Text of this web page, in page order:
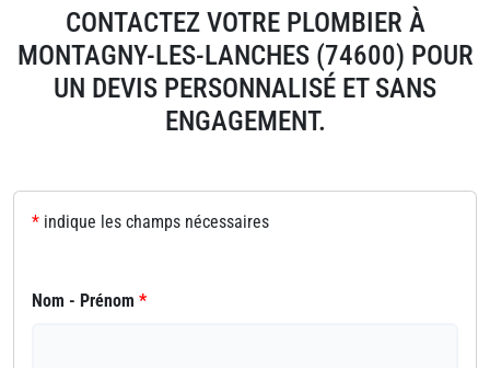
CONTACTEZ VOTRE PLOMBIER À
MONTAGNY-LES-LANCHES (74600) POUR
UN DEVIS PERSONNALISÉ ET SANS
ENGAGEMENT.
* indique les champs nécessaires
Nom - Prénom *